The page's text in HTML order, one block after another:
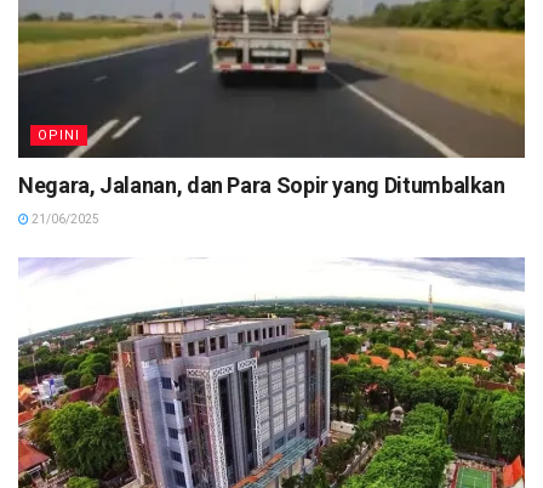
OPINI
Negara, Jalanan, dan Para Sopir yang Ditumbalkan
21/06/2025